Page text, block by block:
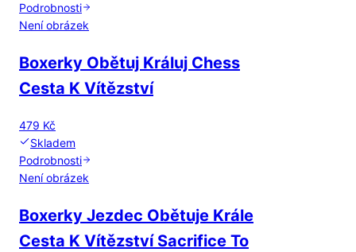
Podrobnosti
Není obrázek
Boxerky Obětuj Králuj Chess
Cesta K Vítězství
479 Kč
Skladem
Podrobnosti
Není obrázek
Boxerky Jezdec Obětuje Krále
Cesta K Vítězství Sacrifice To